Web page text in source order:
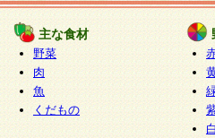
主な食材
野菜
肉
魚
くだもの